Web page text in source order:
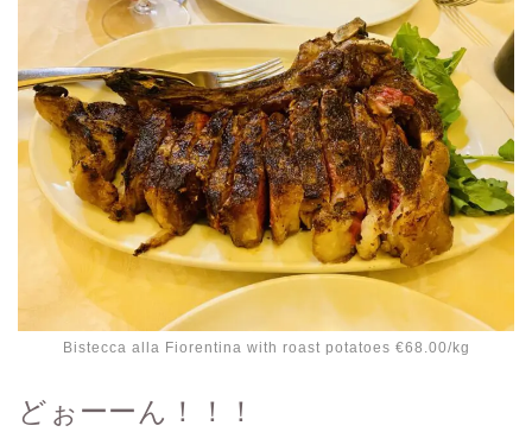
Bistecca alla Fiorentina with roast potatoes €68.00/kg
どぉーーん！！！